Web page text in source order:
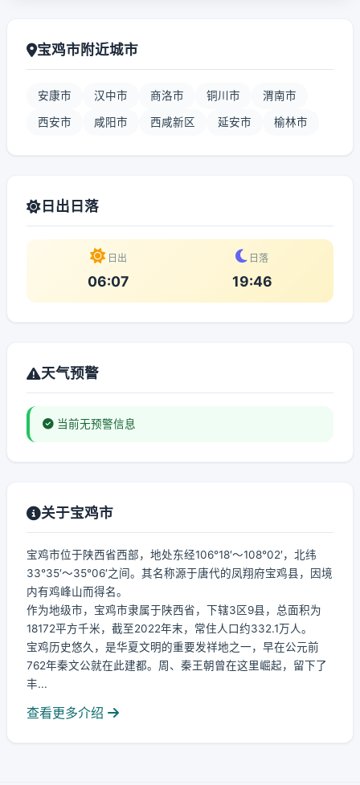
宝鸡市附近城市
安康市 汉中市 商洛市 铜川市 渭南市
西安市 咸阳市 西咸新区 延安市 榆林市
日出日落
日出
06:07
日落
19:46
天气预警
当前无预警信息
关于宝鸡市
宝鸡市位于陕西省西部，地处东经106°18′～108°02′，北纬
33°35′～35°06′之间。其名称源于唐代的凤翔府宝鸡县，因境
内有鸡峰山而得名。
作为地级市，宝鸡市隶属于陕西省，下辖3区9县，总面积为
18172平方千米，截至2022年末，常住人口约332.1万人。
宝鸡历史悠久，是华夏文明的重要发祥地之一，早在公元前
762年秦文公就在此建都。周、秦王朝曾在这里崛起，留下了
丰...
查看更多介绍